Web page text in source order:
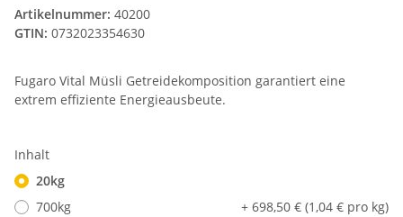
Artikelnummer: 40200
GTIN: 0732023354630
Fugaro Vital Müsli Getreidekomposition garantiert eine
extrem effiziente Energieausbeute.
Inhalt
20kg
700kg
+ 698,50 € (1,04 € pro kg)